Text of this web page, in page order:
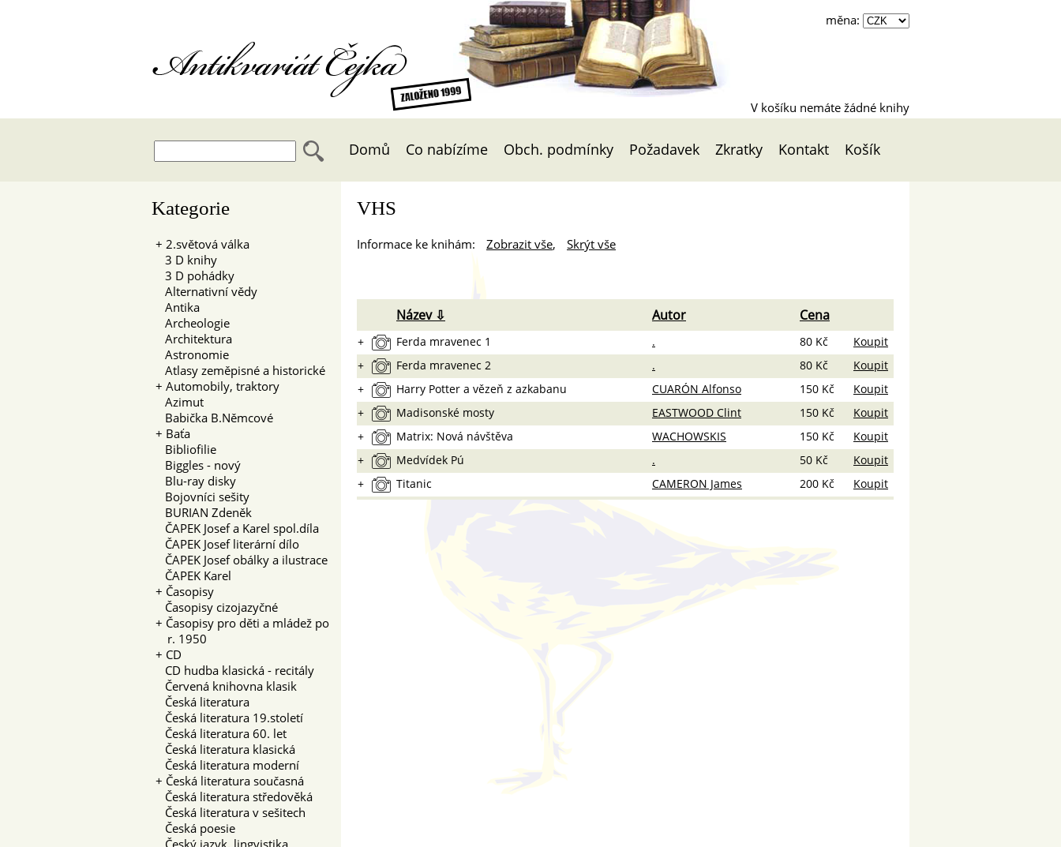
Antikvariát Čejka
měna:
V košíku nemáte žádné knihy
Domů Co nabízíme Obch. podmínky Požadavek Zkratky Kontakt Košík
Kategorie
+ 2.světová válka
3 D knihy
3 D pohádky
Alternativní vědy
Antika
Archeologie
Architektura
Astronomie
Atlasy zeměpisné a historické
+ Automobily, traktory
Azimut
Babička B.Němcové
+ Baťa
Bibliofilie
Biggles - nový
Blu-ray disky
Bojovníci sešity
BURIAN Zdeněk
ČAPEK Josef a Karel spol.díla
ČAPEK Josef literární dílo
ČAPEK Josef obálky a ilustrace
ČAPEK Karel
+ Časopisy
Časopisy cizojazyčné
+ Časopisy pro děti a mládež po
r. 1950
+ CD
CD hudba klasická - recitály
Červená knihovna klasik
Česká literatura
Česká literatura 19.století
Česká literatura 60. let
Česká literatura klasická
Česká literatura moderní
+ Česká literatura současná
Česká literatura středověká
Česká literatura v sešitech
Česká poesie
Český jazyk, lingvistika
VHS
Informace ke knihám: Zobrazit vše, Skrýt vše
Název ⇩ Autor Cena
+ Ferda mravenec 1 . 80 Kč
Koupit
+
Ferda mravenec 2 . 80 Kč
Koupit
+
Harry Potter a vězeň z azkabanu CUARÓN Alfonso 150 Kč
Koupit
+
Madisonské mosty EASTWOOD Clint 150 Kč
Koupit
+
Matrix: Nová návštěva WACHOWSKIS 150 Kč
Koupit
+
Medvídek Pú . 50 Kč
Koupit
+
Titanic CAMERON James 200 Kč Koupit